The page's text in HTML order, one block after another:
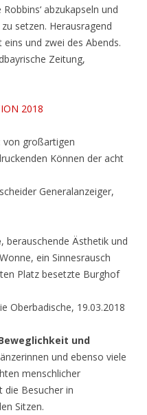
abzukapseln und
setzen. Herausragend
und zwei des Abends.
Zeitung,
2018
von großartigen
Können der acht
Generalanzeiger,
, berauschende Ästhetik und
ein Sinnesrausch
Platz besetzte Burghof
Oberbadische, 19.03.2018
und
und ebenso viele
menschlicher
die Besucher in
Sitzen.